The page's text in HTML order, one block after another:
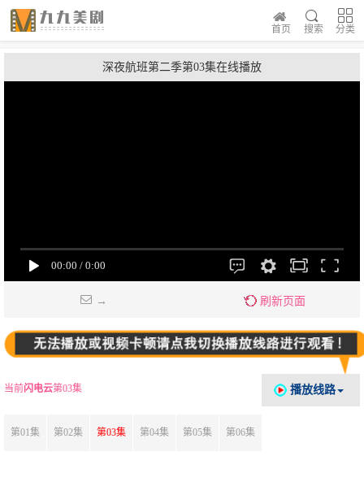
分类
搜索
首页
深夜航班第二季第03集在线播放
→ 刷新页面
播放线路
当前闪电云第03集
第01集 第02集 第03集 第04集 第05集 第06集